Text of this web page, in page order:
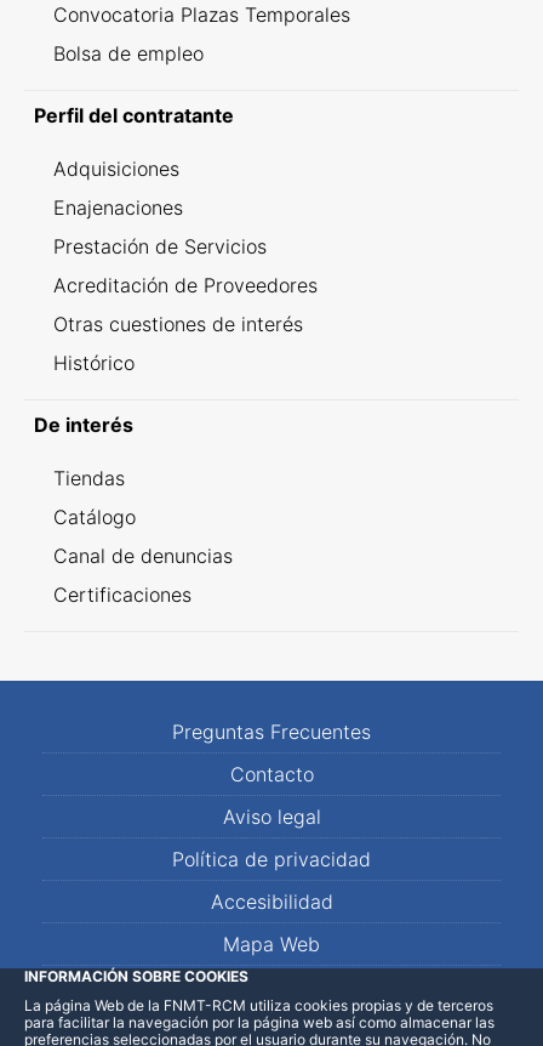
Convocatoria Plazas Temporales
Bolsa de empleo
Perfil del contratante
Adquisiciones
Enajenaciones
Prestación de Servicios
Acreditación de Proveedores
Otras cuestiones de interés
Histórico
De interés
Tiendas
Catálogo
Canal de denuncias
Certificaciones
Preguntas Frecuentes
Contacto
Aviso legal
Política de privacidad
Accesibilidad
Mapa Web
LinkedInFacebookWhatsApp
INFORMACIÓN SOBRE COOKIES
La página Web de la FNMT-RCM utiliza cookies propias y de terceros
para facilitar la navegación por la página web así como almacenar las
preferencias seleccionadas por el usuario durante su navegación. No